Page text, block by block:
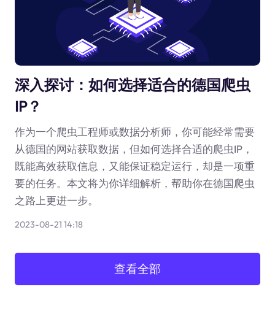
深入探讨：如何选择适合的德国爬虫
IP？
作为一个爬虫工程师或数据分析师，你可能经常需要
从德国的网站获取数据，但如何选择合适的爬虫IP，
既能高效获取信息，又能保证稳定运行，却是一项重
要的任务。本文将为你详细解析，帮助你在德国爬虫
之路上更进一步。
2023-08-21 14:18
查看全部